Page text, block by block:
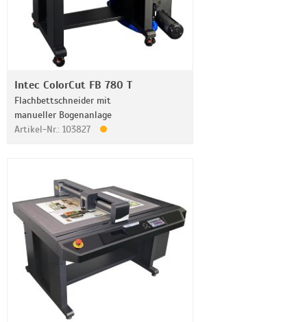
Intec ColorCut FB 780 T
Flachbettschneider mit
manueller Bogenanlage
Artikel-Nr.: 103827